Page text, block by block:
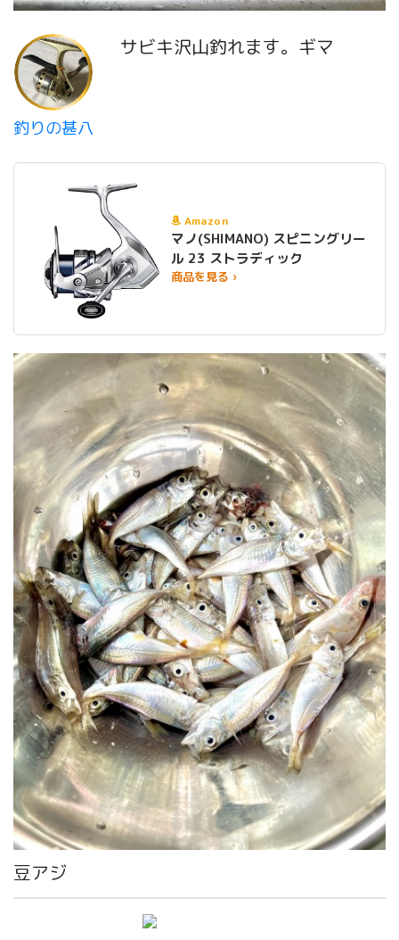
釣りの甚八
サビキ沢山釣れます。ギマ
Amazon
マノ(SHIMANO) スピニングリー
ル 23 ストラディック
商品を見る ›
豆アジ